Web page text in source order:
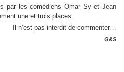
par les comédiens Omar Sy et Jean
une et trois places.
Il n’est pas interdit de commenter…
G&S